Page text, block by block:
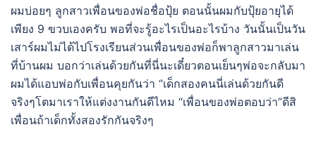
ผมบ่อยๆ ลูกสาวเพื่อนของพ่อชื่อปุ้ย ตอนนั้นผมกับปุ้ยอายุได้
เพียง 9 ขวบเองครับ พอที่จะรู้อะไรเป็นอะไรบ้าง วันนั้นเป็นวัน
เสาร์ผมไม่ได้ไปโรงเรียนส่วนเพื่อนของพ่อก็พาลูกสาวมาเล่น
ที่บ้านผม บอกว่าเล่นด้วยกันที่นี่นะเดี๋ยวตอนเย็นๆพ่อจะกลับมา
ผมได้แอบพ่อกับเพื่อนคุยกันว่า “เด็กสองคนนี่เล่นด้วยกันดี
จริงๆโตมาเราให้แต่งงานกันดีไหม “เพื่อนของพ่อตอบว่า”ดีสิ
เพื่อนถ้าเด็กทั้งสองรักกันจริงๆ